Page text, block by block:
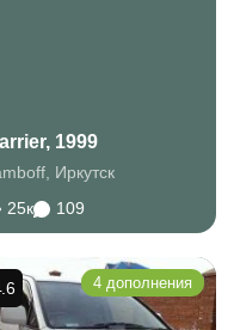
1999
Иркутск
25к
109
4 дополнения